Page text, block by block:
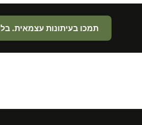
תמכו בעיתונות עצמאית.